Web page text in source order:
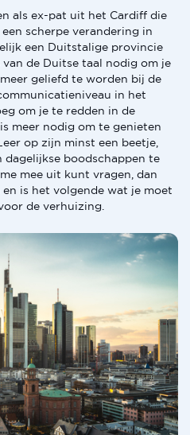
als ex-pat uit het Cardiff die
scherpe verandering in
een Duitstalige provincie
de Duitse taal nodig om je
geliefd te worden bij de
in het
om je te redden in de
meer nodig om te genieten
op zijn minst een beetje,
boodschappen te
mee uit kunt vragen, dan
is het volgende wat je moet
de verhuizing.